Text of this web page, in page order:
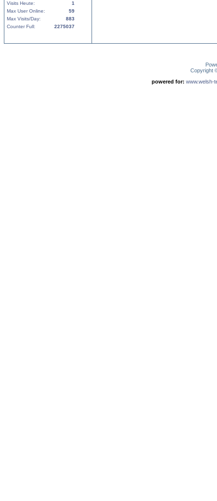
Visits Heute:
1
Max User Online:
59
Max Visits/Day:
883
Counter Full:
2275037
Copyright
powered for: www.welsh-